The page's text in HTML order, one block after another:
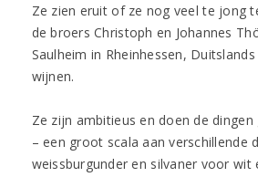
Ze zien eruit of ze nog veel te jong
de broers Christoph en Johannes
Saulheim in Rheinhessen,
wijnen.
Ze zijn ambitieus en doen de
– een groot scala aan verschillende
weissburgunder en silvaner voor